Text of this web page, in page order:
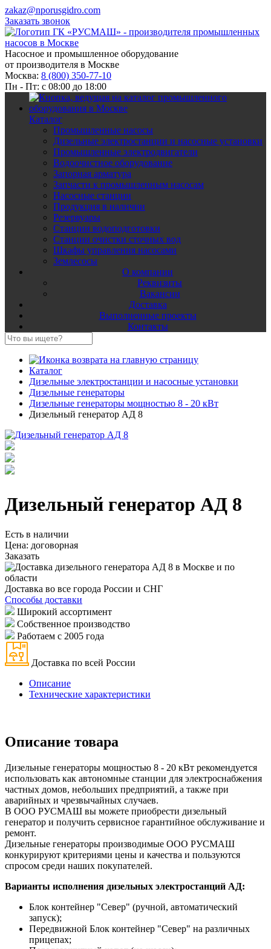
zakaz@nporusgidro.com
Заказать звонок
Насосное и промышленное оборудование
от производителя в Москве
Москва: 8 (800) 350-77-10
Пн - Пт: с 08:00 до 18:00
Каталог
Промышленные насосы
Дизельные электростанции и насосные установки
Промышленные электродвигатели
Водоочистное оборудование
Запорная арматура
Запчасти к промышленным насосам
Насосные станции
Продукция в наличии
Резервуары
Станции водоподготовки
Станции очистки сточных вод
Шкафы управления насосами
Землесосы
О компании
Реквизиты
Вакансии
Доставка
Выполненные проекты
Контакты
Каталог
Дизельные электростанции и насосные установки
Дизельные генераторы
Дизельные генераторы мощностью 8 - 20 кВт
Дизельный генератор АД 8
Дизельный генератор АД 8
Есть в наличии
Цена: договорная
Заказать
Доставка во все города России и СНГ
Способы доставки
Широкий ассортимент
Собственное производство
Работаем с 2005 года
Доставка по всей России
Описание
Технические характеристики
Описание товара
Дизельные генераторы мощностью 8 - 20 кВт рекомендуется
использовать как автономные станции для электроснабжения
частных домов, небольших предприятий, а также при
аварийных и чрезвычайных случаев.
В ООО РУСМАШ вы можете приобрести дизельный
генератор и получить сервисное гарантийное обслуживание и
ремонт.
Дизельные генераторы производимые ООО РУСМАШ
конкурируют критериями цены и качества и пользуются
спросом среди наших покупателей.
Варианты исполнения дизельных электростанций АД:
Блок контейнер "Север" (ручной, автоматический
запуск);
Передвижной Блок контейнер "Север" на различных
прицепах;